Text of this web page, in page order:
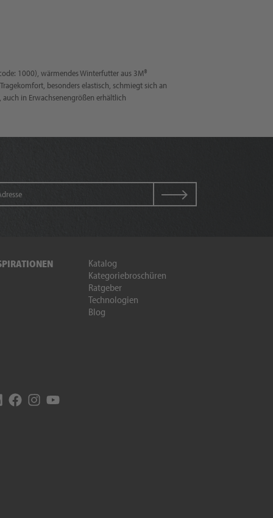
1000), wärmendes Winterfutter aus 3M®
besonders elastisch, schmiegt sich an
in Erwachsenengrößen erhältlich
Katalog
Kategoriebroschüren
Ratgeber
Technologien
Blog